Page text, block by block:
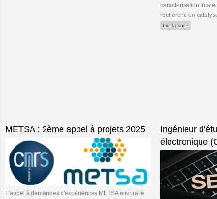
caractérisation
recherche en
Lire la suite
METSA : 2ème appel à projets 2025
L'appel à demandes d'expériences METSA ouvrira le
Ingénieur
électronique